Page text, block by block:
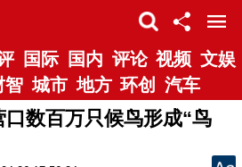
国际 国内 评论 视频 文娱
智 城市 地方 环创 汽车
数百万只候鸟形成“鸟